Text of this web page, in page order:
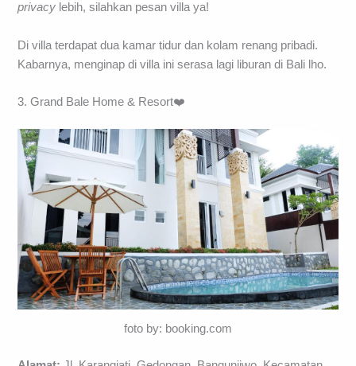
privacy lebih, silahkan pesan villa ya!
Di villa terdapat dua kamar tidur dan kolam renang pribadi.
Kabarnya, menginap di villa ini serasa lagi liburan di Bali lho.
3. Grand Bale Home & Resort❤️
foto by: booking.com